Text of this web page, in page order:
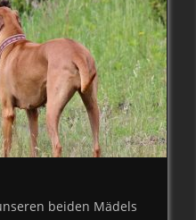
beiden Mädels